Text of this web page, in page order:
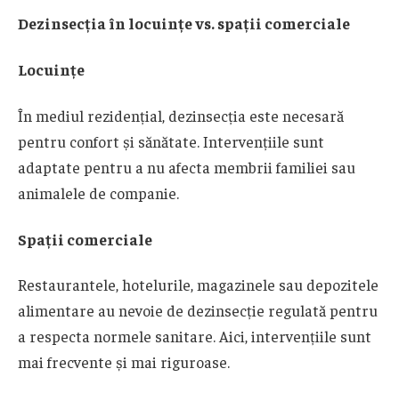
Dezinsecția în locuințe vs. spații comerciale
Locuințe
În mediul rezidențial, dezinsecția este necesară
pentru confort și sănătate. Intervențiile sunt
adaptate pentru a nu afecta membrii familiei sau
animalele de companie.
Spații comerciale
Restaurantele, hotelurile, magazinele sau depozitele
alimentare au nevoie de dezinsecție regulată pentru
a respecta normele sanitare. Aici, intervențiile sunt
mai frecvente și mai riguroase.